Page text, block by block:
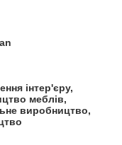
інтер'єру,
меблів,
виробництво,